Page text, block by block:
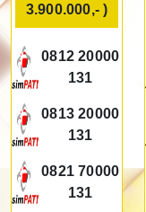
3.900.000,- )
0812 20000
131
0813 20000
131
0821 70000
131